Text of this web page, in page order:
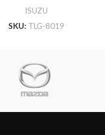
ISUZU
SKU: TLG-8019